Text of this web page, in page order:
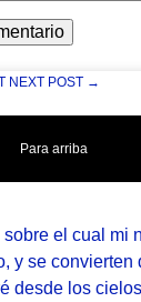
NEXT POST →
Para arriba
el cual mi
y se convierten
desde los